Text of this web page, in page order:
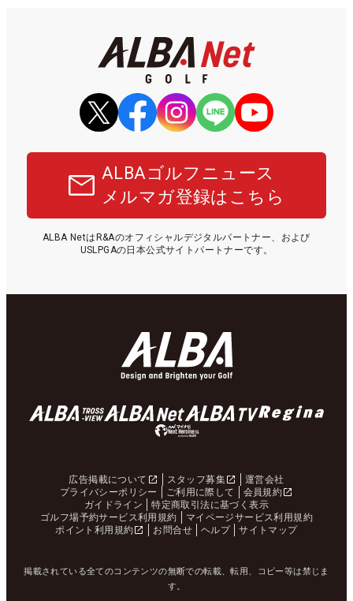
ALBAゴルフニュース
メルマガ登録はこちら
ALBA NetはR&Aのオフィシャルデジタルパートナー、および
USLPGAの日本公式サイトパートナーです。
広告掲載について スタッフ募集
運営会社
プライバシーポリシー
ご利用に際して
会員規約
ガイドライン
特定商取引法に基づく表示
ゴルフ場予約サービス利用規約
マイページサービス利用規約
ポイント利用規約
お問合せ ヘルプ サイトマップ
掲載されている全てのコンテンツの無断での転載、転用、コピー等は禁じま
す。